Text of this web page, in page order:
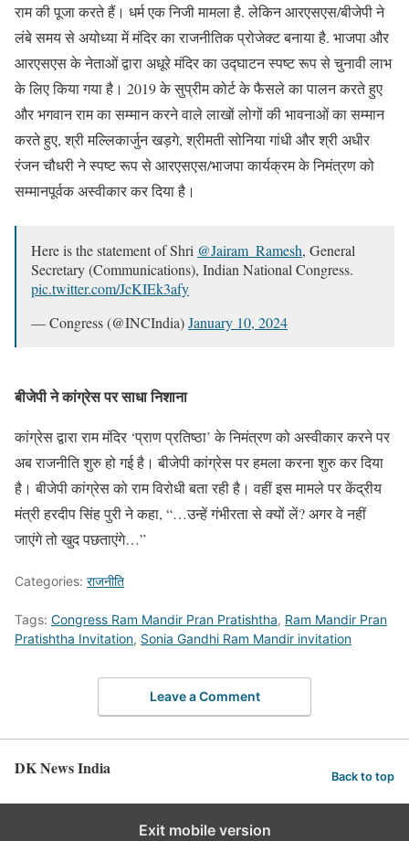
राम की पूजा करते हैं। धर्म एक निजी मामला है. लेकिन आरएसएस/बीजेपी ने
लंबे समय से अयोध्या में मंदिर का राजनीतिक प्रोजेक्ट बनाया है. भाजपा और
आरएसएस के नेताओं द्वारा अधूरे मंदिर का उद्घाटन स्पष्ट रूप से चुनावी लाभ
के लिए किया गया है। 2019 के सुप्रीम कोर्ट के फैसले का पालन करते हुए
और भगवान राम का सम्मान करने वाले लाखों लोगों की भावनाओं का सम्मान
करते हुए, श्री मल्लिकार्जुन खड़गे, श्रीमती सोनिया गांधी और श्री अधीर
रंजन चौधरी ने स्पष्ट रूप से आरएसएस/भाजपा कार्यक्रम के निमंत्रण को
सम्मानपूर्वक अस्वीकार कर दिया है।
Here is the statement of Shri @Jairam_Ramesh, General
Secretary (Communications), Indian National Congress.
pic.twitter.com/JcKIEk3afy
— Congress (@INCIndia)January 10, 2024
बीजेपी ने कांग्रेस पर साधा निशाना
कांग्रेस द्वारा राम मंदिर ‘प्राण प्रतिष्ठा’ के निमंत्रण को अस्वीकार करने पर
अब राजनीति शुरु हो गई है। बीजेपी कांग्रेस पर हमला करना शुरु कर दिया
है। बीजेपी कांग्रेस को राम विरोधी बता रही है। वहीं इस मामले पर केंद्रीय
मंत्री हरदीप सिंह पुरी ने कहा, “…उन्हें गंभीरता से क्यों लें? अगर वे नहीं
जाएंगे तो खुद पछताएंगे…”
Categories: राजनीति
Tags: Congress Ram Mandir Pran Pratishtha, Ram Mandir Pran
Pratishtha Invitation, Sonia Gandhi Ram Mandir invitation
Leave a Comment
DK News India Back to top
Exit mobile version